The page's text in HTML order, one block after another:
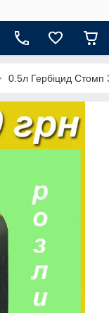
0.5л Гербіцид Стомп